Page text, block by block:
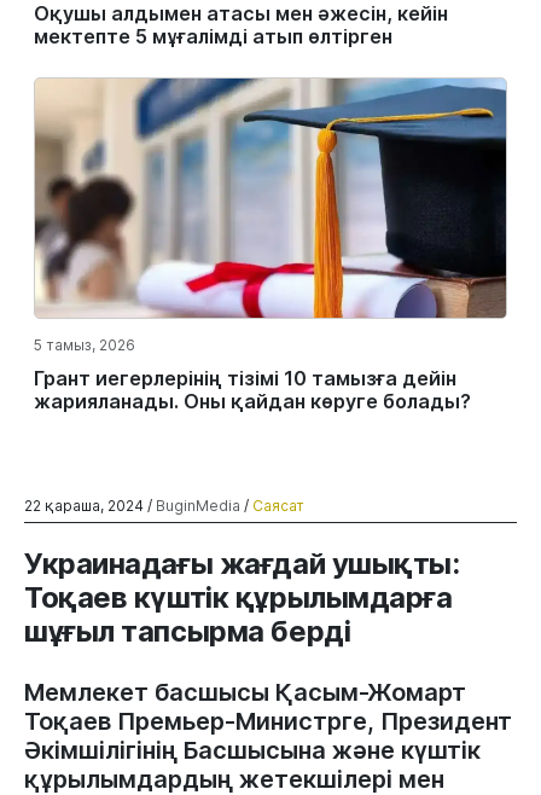
Оқушы алдымен атасы мен әжесін, кейін
мектепте 5 мұғалімді атып өлтірген
5 тамыз, 2026
Грант иегерлерінің тізімі 10 тамызға дейін
жарияланады. Оны қайдан көруге болады?
22 қараша, 2024 / BuginMedia / Саясат
Украинадағы жағдай ушықты:
Тоқаев күштік құрылымдарға
шұғыл тапсырма берді
Мемлекет басшысы Қасым-Жомарт
Тоқаев Премьер-Министрге, Президент
Әкімшілігінің Басшысына және күштік
құрылымдардың жетекшілері мен